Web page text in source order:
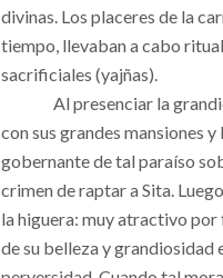
divinas. Los placeres de la
tiempo, llevaban a cabo
sacrificiales (yajñas).
Al presenciar la
con sus grandes mansiones
gobernante de tal paraíso
crimen de raptar a Sita.
la higuera: muy atractivo por
de su belleza y grandiosidad